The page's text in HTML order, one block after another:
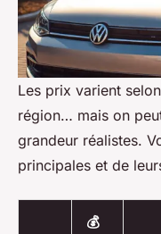
Les prix varient
région… mais on
grandeur réalistes.
principales et de
💰